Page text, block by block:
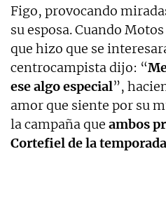
Figo, provocando
su esposa. Cuando
que hizo que se
centrocampista dijo: “
ese algo especial”,
amor que siente por su
la campaña que ambos
Cortefiel de la